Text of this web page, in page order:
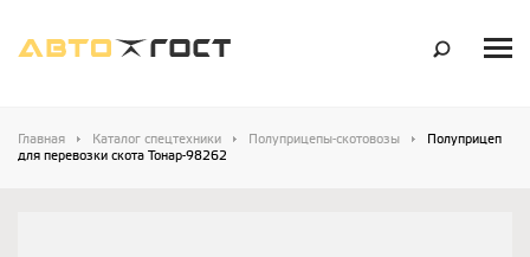
Главная Каталог спецтехники Полуприцепы-скотовозы
Полуприцеп
для перевозки скота Тонар-98262